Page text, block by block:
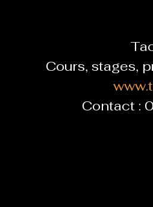
Cours, stages,
Contact :